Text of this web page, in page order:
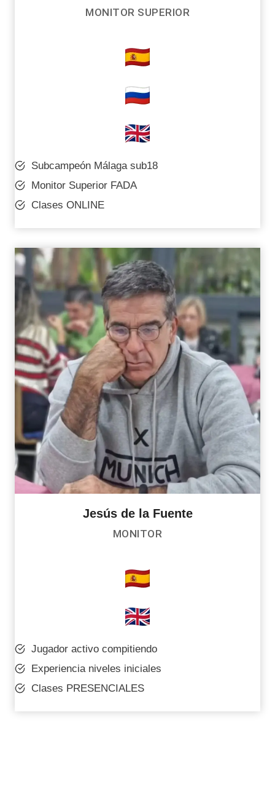
MONITOR SUPERIOR
Subcampeón Málaga sub18
Monitor Superior FADA
Clases ONLINE
Jesús de la Fuente
MONITOR
Jugador activo compitiendo
Experiencia niveles iniciales
Clases PRESENCIALES